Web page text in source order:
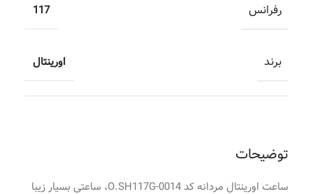
توضیحات
ساعت اورینتال مردانه کد O.SH117G-0014، ساعتی بسیار زیبا
رفرانس 117
برند اورینتال